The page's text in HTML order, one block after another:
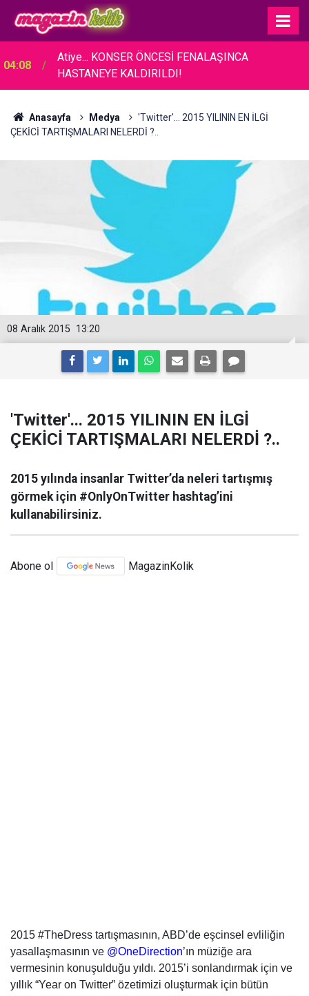
04:08
Atiye... KONSER ÖNCESİ FENALAŞINCA
HASTANEYE KALDIRILDI!
Anasayfa Medya
'Twitter'... 2015 YILININ EN İLGİ
ÇEKİCİ TARTIŞMALARI NELERDİ ?..
13:20
08 Aralık 2015
'Twitter'... 2015 YILININ EN İLGİ
ÇEKİCİ TARTIŞMALARI NELERDİ ?..
2015 yılında insanlar Twitter’da neleri tartışmış
görmek için #OnlyOnTwitter hashtag’ini
kullanabilirsiniz.
Abone ol MagazinKolik
2015 #TheDress tartışmasının, ABD’de eşcinsel evliliğin
yasallaşmasının ve @OneDirection’ın müziğe ara
vermesinin konuşulduğu yıldı. 2015’i sonlandırmak için ve
yıllık “Year on Twitter” özetimizi oluşturmak için bütün